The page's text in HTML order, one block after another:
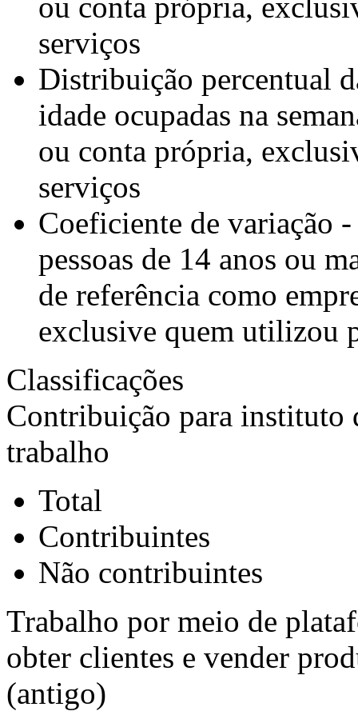
serviços
Distribuição percentual
idade ocupadas na
ou conta própria,
serviços
Coeficiente de variação
pessoas de 14 anos ou
de referência como
exclusive quem utilizou
Classificações
Contribuição para instituto
trabalho
Total
Contribuintes
Não contribuintes
Trabalho por meio de
obter clientes e vender
(antigo)